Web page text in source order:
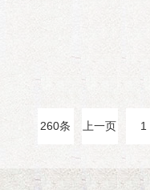
260条 上一页 1